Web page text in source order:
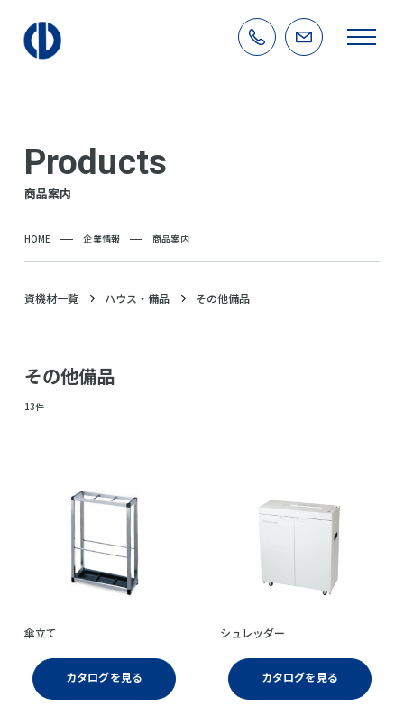
Products
商品案内
HOME 企業情報 商品案内
資機材一覧 ハウス・備品 その他備品
その他備品
13件
傘立て
カタログを見る
シュレッダー
カタログを見る